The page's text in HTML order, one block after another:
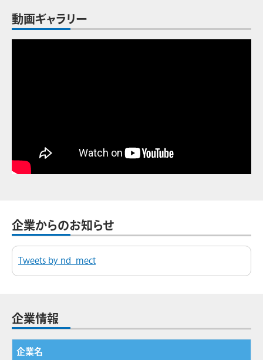
動画ギャラリー
企業からのお知らせ
Tweets by nd_mect
企業情報
企業名